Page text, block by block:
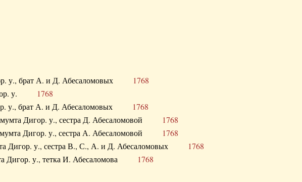
у., брат А. и Д. Абесаломовых 1768
у. 1768
у., брат А. и Д. Абесаломовых 1768
Дигор. у., сестра Д. Абесаломовой 1768
Дигор. у., сестра А. Абесаломовой 1768
Дигор. у., сестра В., С., А. и Д. Абесаломовых 1768
Дигор. у., тетка И. Абесаломова 1768